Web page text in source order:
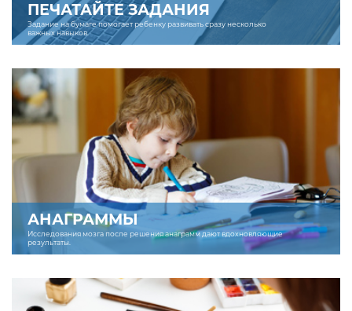
ПЕЧАТАЙТЕ ЗАДАНИЯ
Задание на бумаге помогает ребенку развивать сразу несколько
важных навыков.
АНАГРАММЫ
Исследования мозга после решения анаграмм дают вдохновляющие
результаты.